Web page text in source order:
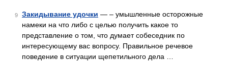
9 Закидывание удочки — – умышленные осторожные
намеки на что либо с целью получить какое то
представление о том, что думает собеседник по
интересующему вас вопросу. Правильное речевое
поведение в ситуации щепетильного дела …